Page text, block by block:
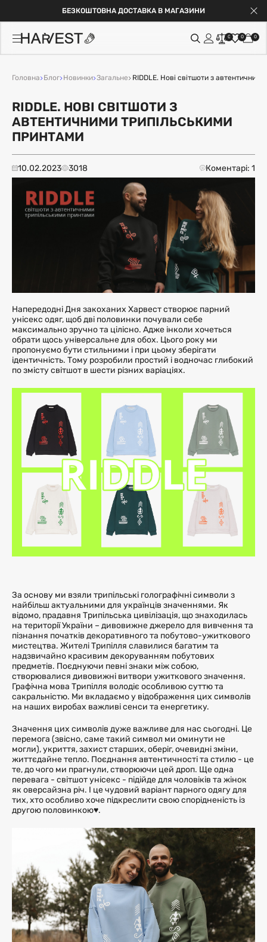
БЕЗКОШТОВНА ДОСТАВКА В МАГАЗИНИ
0 0 0
Головна Блог Новинки Загальне RIDDLE. Нові світшоти з
RIDDLE. НОВІ СВІТШОТИ З
АВТЕНТИЧНИМИ ТРИПІЛЬСЬКИМИ
ПРИНТАМИ
10.02.2023 3018 Коментарі: 1
Напередодні Дня закоханих Харвест створює парний
унісекс одяг, щоб дві половинки почували себе
максимально зручно та цілісно. Адже інколи хочеться
обрати щось універсальне для обох. Цього року ми
пропонуємо бути стильними і при цьому зберігати
ідентичність. Тому розробили простий і водночас глибокий
по змісту світшот в шести різних варіаціях.
За основу ми взяли трипільські голографічні символи з
найбільш актуальними для українців значеннями. Як
відомо, прадавня Трипільська цивілізація, що знаходилась
на території України – дивовижне джерело для вивчення та
пізнання початків декоративного та побутово-ужиткового
мистецтва. Жителі Трипілля славилися багатим та
надзвичайно красивим декоруванням побутових
предметів. Поєднуючи певні знаки між собою,
створювалися дивовижні витвори ужиткового значення.
Графічна мова Трипілля володіє особливою суттю та
сакральністю. Ми вкладаємо у відображення цих символів
на наших виробах важливі сенси та енергетику.
Значення цих символів дуже важливе для нас сьогодні. Це
перемога (звісно, саме такий символ ми оминути не
могли), укриття, захист старших, оберіг, очевидні зміни,
життєдайне тепло. Поєднання автентичності та стилю - це
те, до чого ми прагнули, створюючи цей дроп. Ще одна
перевага - світшот унісекс - підійде для чоловіків та жінок
як оверсайзна річ. І це чудовий варіант парного одягу для
тих, хто особливо хоче підкреслити свою спорідненість із
другою половинкою♥.